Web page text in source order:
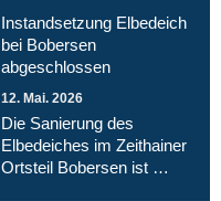
Instandsetzung Elbedeich
bei Bobersen
abgeschlossen
12. Mai. 2026
Die Sanierung des
Elbedeiches im Zeithainer
Ortsteil Bobersen ist …